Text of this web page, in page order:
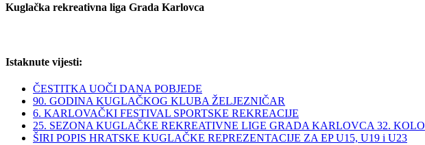
Kuglačka rekreativna liga Grada Karlovca
Istaknute vijesti:
ČESTITKA UOČI DANA POBJEDE
90. GODINA KUGLAČKOG KLUBA ŽELJEZNIČAR
6. KARLOVAČKI FESTIVAL SPORTSKE REKREACIJE
25. SEZONA KUGLAČKE REKREATIVNE LIGE GRADA KARLOVCA 32. KOLO
ŠIRI POPIS HRATSKE KUGLAČKE REPREZENTACIJE ZA EP U15, U19 i U23